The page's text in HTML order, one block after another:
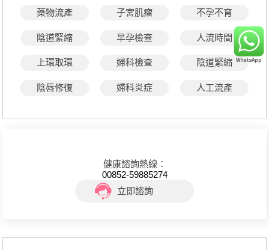
藥物流產 子宮肌瘤 不孕不育
陰道緊縮 早孕檢查 人流時間
上環取環 婦科檢查 陰道緊縮
陰唇修復 婦科炎症 人工流產
健康諮詢熱線：
00852-59885274
立即諮詢